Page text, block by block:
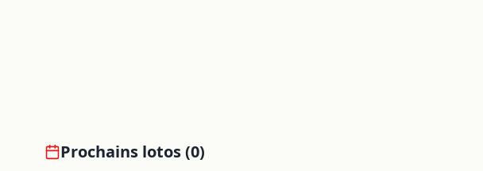
Prochains lotos (0)